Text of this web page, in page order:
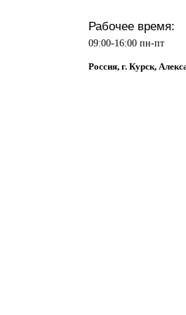
Рабочее время:
09:00-16:00 пн-пт
Россия, г. Курск,